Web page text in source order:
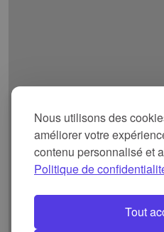
Nous utilisons des
améliorer votre
contenu personnalisé et
Politique de
Tout